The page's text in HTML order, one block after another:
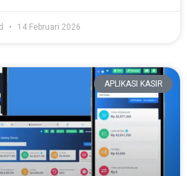
14 Februari 2026
APLIKASI KASIR